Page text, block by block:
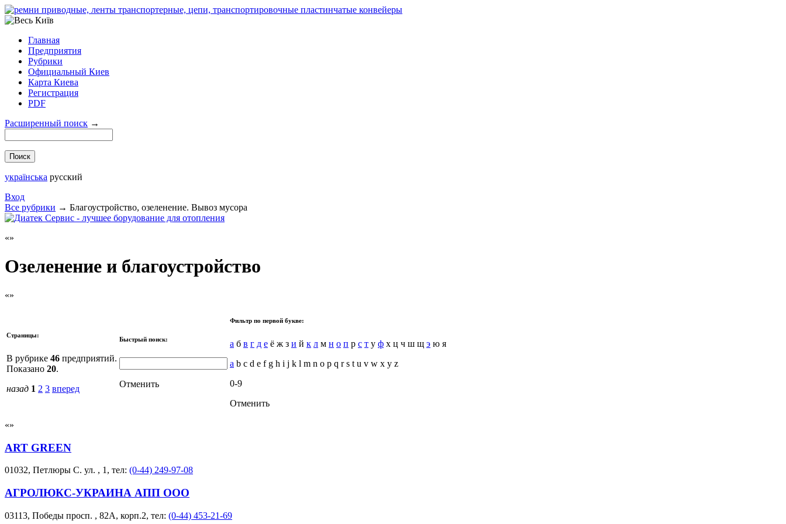
Главная
Предприятия
Рубрики
Официальный Киев
Карта Киева
Регистрация
PDF
Расширенный поиск →
українська русский
Вход
Все рубрики → Благоустройство, озеленение. Вывоз мусора
Озеленение и благоустройство
Страницы:
В рубрике 46 предприятий.
Показано 20.
назад 1 2 3 вперед
Быстрый поиск:
Отменить
Фильтр по первой букве:
а б в г д е ё ж з и й к л м н о п р с т у ф х ц ч ш щ э ю я
a b c d e f g h i j k l m n o p q r s t u v w x y z
0-9
Отменить
ART GREEN
01032, Петлюры С. ул. , 1, тел: (0-44) 249-97-08
АГРОЛЮКС-УКРАИНА АПП ООО
03113, Победы просп. , 82А, корп.2, тел: (0-44) 453-21-69